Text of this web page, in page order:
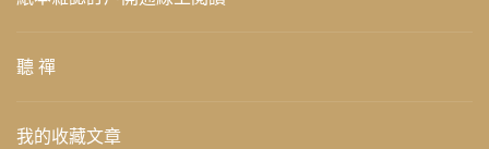
聽 禪
我的收藏文章